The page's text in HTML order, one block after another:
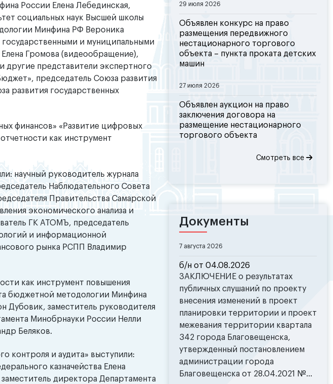
России Елена Лебединская,
социальных наук Высшей школы
Минфина РФ Вероника
и муниципальными
Громова (видеообращение),
представители экспертного
председатель Союза развития
развития государственных
финансов» «Развитие цифровых
как инструмент
научный руководитель журнала
Наблюдательного Совета
Правительства Самарской
экономического анализа и
ГК АТОМЪ, председатель
и информационной
рынка РСПП Владимир
как инструмент повышения
бюджетной методологии Минфина
Дубовик, заместитель руководителя
Минобрнауки России Нелли
Беляков.
контроля и аудита» выступили:
казначейства Елена
директора Департамента
29 июля 2026
Объявлен конкурс на право
размещения передвижного
нестационарного торгового
объекта – пункта проката детских
машин
27 июля 2026
Объявлен аукцион на право
заключения договора на
размещение нестационарного
торгового объекта
Смотреть все
Документы
7 августа 2026
б/н от 04.08.2026
ЗАКЛЮЧЕНИЕ о результатах
публичных слушаний по проекту
внесения изменений в проект
планировки территории и проект
межевания территории квартала
342 города Благовещенска,
утвержденный постановлением
администрации города
Благовещенска от 28.04.2021 №...